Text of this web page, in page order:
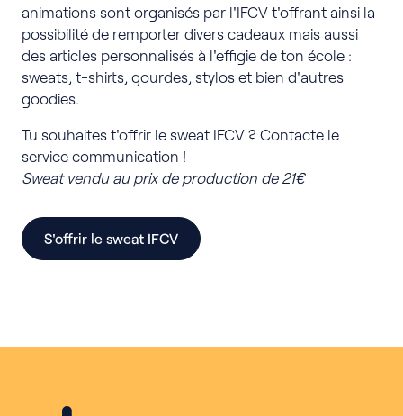
animations sont organisés par l'IFCV t'offrant ainsi la
possibilité de remporter divers cadeaux mais aussi
des articles personnalisés à l'effigie de ton école :
sweats, t-shirts, gourdes, stylos et bien d'autres
goodies.
Tu souhaites t'offrir le sweat IFCV ? Contacte le
service communication !
Sweat vendu au prix de production de 21€
S'offrir le sweat IFCV